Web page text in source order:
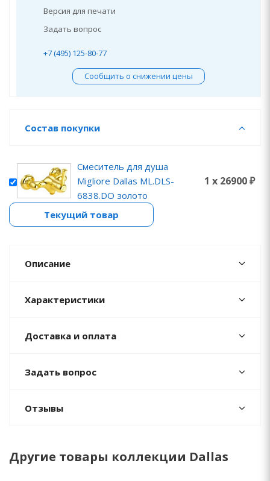
Версия для печати
Задать вопрос
+7 (495) 125-80-77
Сообщить о снижении цены
Состав покупки
Смеситель для душа
Migliore Dallas ML.DLS-
6838.DO золото
1 x 26900 ₽
Текущий товар
Описание
Характеристики
Доставка и оплата
Задать вопрос
Отзывы
Другие товары коллекции Dallas